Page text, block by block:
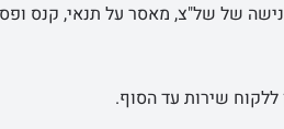
של של"צ, מאסר על תנאי, קנס
ללקוח שירות עד הסוף.